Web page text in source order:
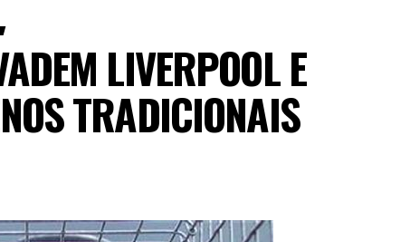
LIVERPOOL E
TRADICIONAIS